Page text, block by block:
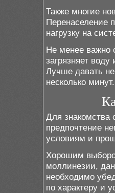
Также многие
Перенаселение
нагрузку на
Не менее важно
загрязняет
Лучше давать
несколько минут.
Для знакомства
предпочтение
условиям и
Хорошим
моллинезии,
необходимо
по характеру и